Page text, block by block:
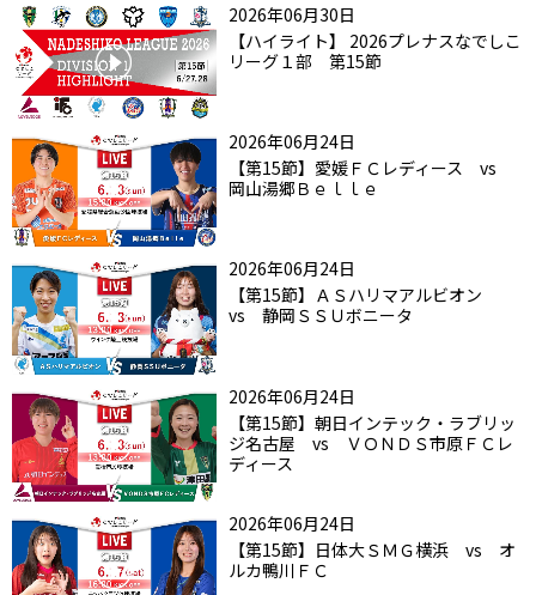
2026年06月30日
【ハイライト】 2026プレナスなでしこ
リーグ１部 第15節
2026年06月24日
【第15節】愛媛ＦＣレディース vs
岡山湯郷Ｂｅｌｌｅ
2026年06月24日
【第15節】ＡＳハリマアルビオン
vs 静岡ＳＳＵボニータ
2026年06月24日
【第15節】朝日インテック・ラブリッ
ジ名古屋 vs ＶＯＮＤＳ市原ＦＣレ
ディース
2026年06月24日
【第15節】日体大ＳＭＧ横浜 vs オ
ルカ鴨川ＦＣ